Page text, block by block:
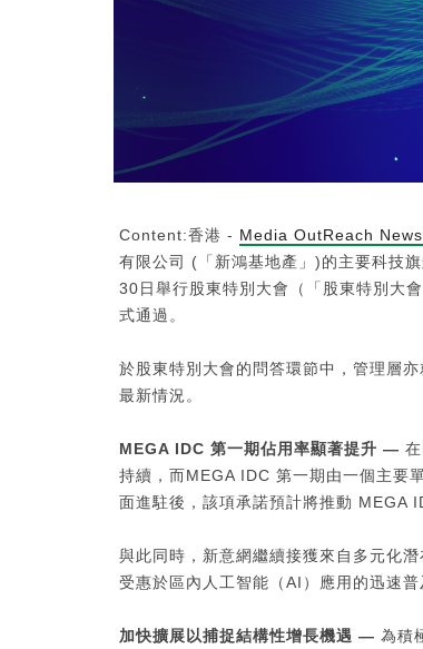
Content:香港 - Media OutReach
有限公司 (「新鴻基地產」)的主要科技
30日舉行股東特別大會（「股東特別大
式通過。
於股東特別大會的問答環節中，管理層
最新情況。
MEGA IDC 第一期佔用率顯著提升 —
持續，而MEGA IDC 第一期由一個主要
面進駐後，該項承諾預計將推動 MEGA
與此同時，新意網繼續接獲來自多元化
受惠於區內人工智能（AI）應用的迅速
加快擴展以捕捉結構性增長機遇 — 為積